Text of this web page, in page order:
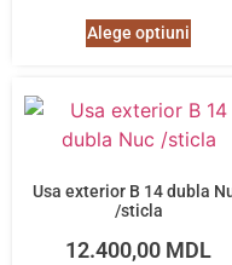
Alege optiuni
Usa exterior B 14 dubla
/sticla
12.400,00 MDL